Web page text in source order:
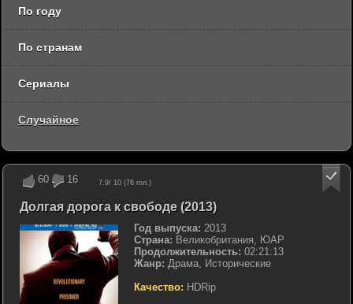
60 16 7.9/ 10 (76 гол.)
Долгая дорога к свободе (2013)
Год выпуска: 2013
Страна: Великобритания, ЮАР
Продолжительность: 02:21:13
Жанр: Драма, Исторические
Качество: HDRip
По году
По странам
Сериалы
Случайное